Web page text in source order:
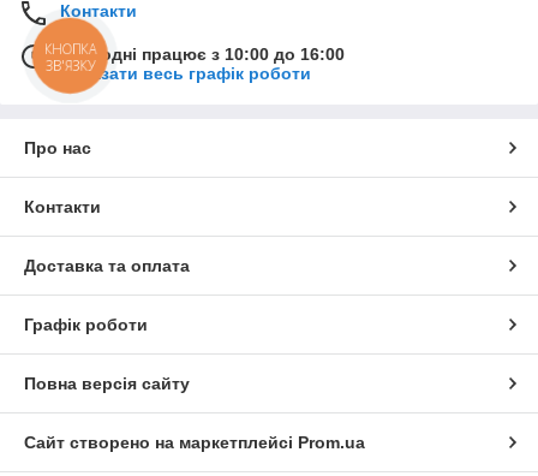
Контакти
Сьогодні працює з 10:00 до 16:00
Показати весь графік роботи
Про нас
Контакти
Доставка та оплата
Графік роботи
Повна версія сайту
Сайт створено на маркетплейсі Prom.ua
КНОПКА
ЗВ'ЯЗКУ